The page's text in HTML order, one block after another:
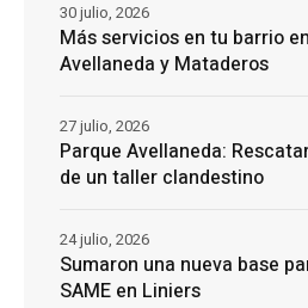
Más servicios en tu barrio
Avellaneda y Mataderos
30 julio, 2026
Parque Avellaneda:
de un taller clandestino
27 julio, 2026
Sumaron una nueva base
SAME en Liniers
24 julio, 2026